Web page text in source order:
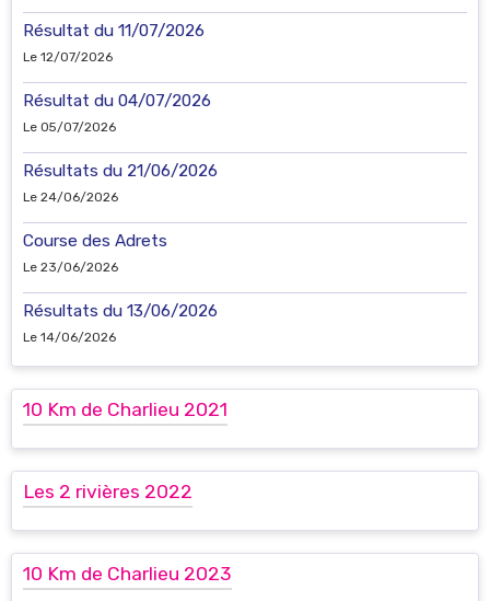
Résultat du 11/07/2026
Le 12/07/2026
Résultat du 04/07/2026
Le 05/07/2026
Résultats du 21/06/2026
Le 24/06/2026
Course des Adrets
Le 23/06/2026
Résultats du 13/06/2026
Le 14/06/2026
10 Km de Charlieu 2021
Les 2 rivières 2022
10 Km de Charlieu 2023